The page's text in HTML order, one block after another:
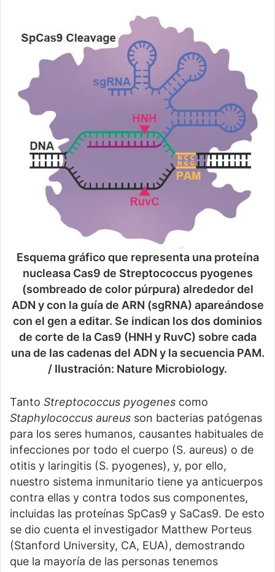
Esquema gráfico que representa una proteína
nucleasa Cas9 de Streptococcus pyogenes
(sombreado de color púrpura) alrededor del
ADN y con la guía de ARN (sgRNA) apareándose
con el gen a editar. Se indican los dos dominios
de corte de la Cas9 (HNH y RuvC) sobre cada
una de las cadenas del ADN y la secuencia PAM.
/ Ilustración: Nature Microbiology.
Tanto Streptococcus pyogenes como
Staphylococcus aureus son bacterias patógenas
para los seres humanos, causantes habituales de
infecciones por todo el cuerpo (S. aureus) o de
otitis y laringitis (S. pyogenes), y, por ello,
nuestro sistema inmunitario tiene ya anticuerpos
contra ellas y contra todos sus componentes,
incluidas las proteínas SpCas9 y SaCas9. De esto
se dio cuenta el investigador Matthew Porteus
(Stanford University, CA, EUA), demostrando
que la mayoría de las personas tenemos